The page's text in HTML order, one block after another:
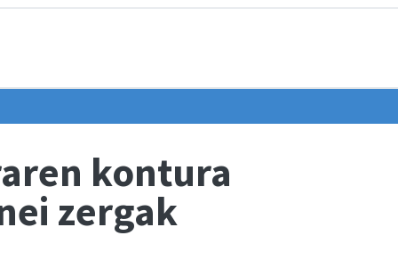
kontura
zergak